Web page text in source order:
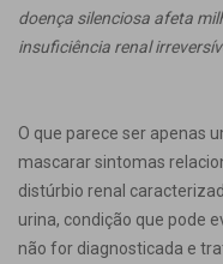
doença silenciosa afeta
insuficiência renal
O que parece ser apenas
mascarar sintomas
distúrbio renal
urina, condição que pode
não for diagnosticada e